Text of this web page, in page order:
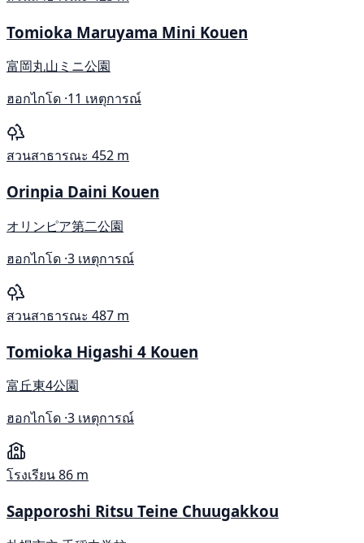
Tomioka Maruyama Mini Kouen
富岡丸山ミニ公園
ฮอกไกโด ·11 เหตุการณ์
สวนสาธารณะ 452 m
Orinpia Daini Kouen
オリンピア第二公園
ฮอกไกโด ·3 เหตุการณ์
สวนสาธารณะ 487 m
Tomioka Higashi 4 Kouen
富丘東4公園
ฮอกไกโด ·3 เหตุการณ์
โรงเรียน86 m
Sapporoshi Ritsu Teine Chuugakkou